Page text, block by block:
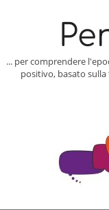
... per comprendere
positivo, basato